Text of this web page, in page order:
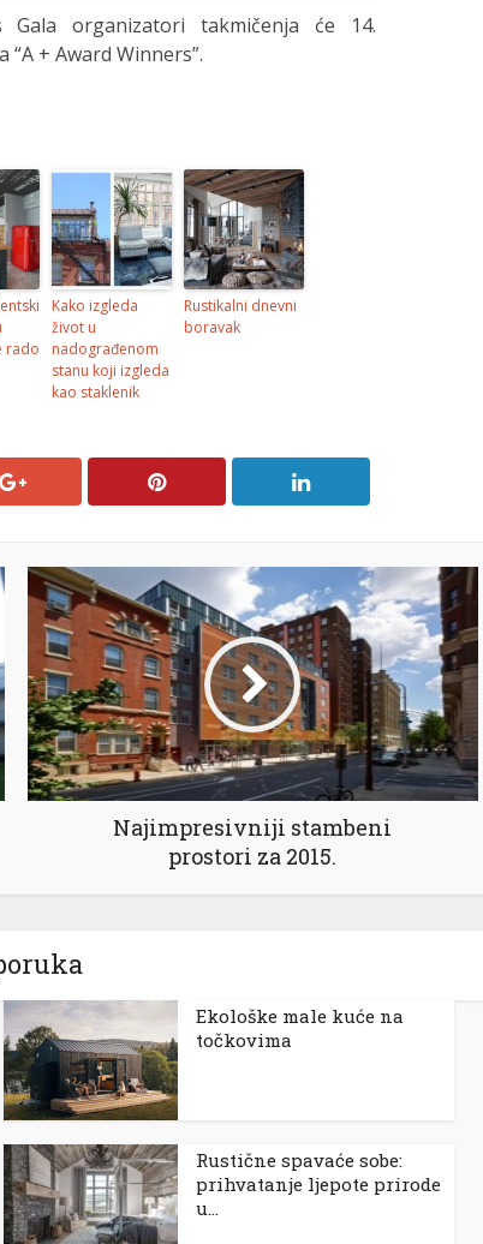
organizatori takmičenja će 14.
+ Award Winners”.
rado
Kako izgleda
život u
nadograđenom
stanu koji izgleda
kao staklenik
Rustikalni dnevni
boravak
Najimpresivniji stambeni
prostori za 2015.
Ekološke male kuće na
točkovima
Rustične spavaće sobe:
prihvatanje ljepote prirode
u...